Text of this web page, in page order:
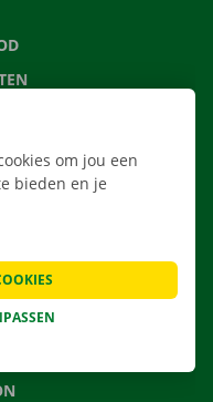
om jou een
bieden en je